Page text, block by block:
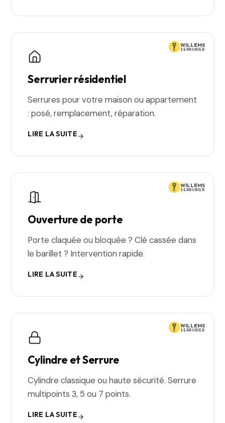
WILLEMS
SERRURIER
Serrurier résidentiel
Serrures pour votre maison ou appartement
: posé, remplacement, réparation.
LIRE LA SUITE
WILLEMS
SERRURIER
Ouverture de porte
Porte claquée ou bloquée ? Clé cassée dans
le barillet ? Intervention rapide.
LIRE LA SUITE
WILLEMS
SERRURIER
Cylindre et Serrure
Cylindre classique ou haute sécurité. Serrure
multipoints 3, 5 ou 7 points.
LIRE LA SUITE